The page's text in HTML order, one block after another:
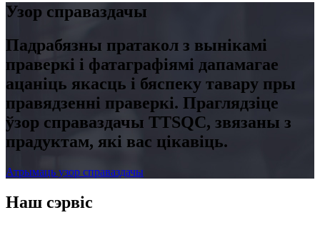
Узор справаздачы
Падрабязны пратакол з вынікамі
праверкі і фатаграфіямі дапамагае
ацаніць якасць і бяспеку тавару пры
правядзенні праверкі. Праглядзіце
ўзор справаздачы TTSQC, звязаны з
прадуктам, які вас цікавіць.
Атрымаць узор справаздачы
Наш сэрвіс